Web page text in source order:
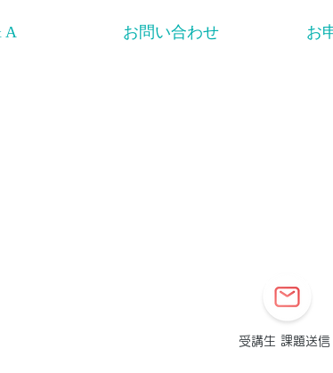
A お問い合わせ お
​受講生 課題送信